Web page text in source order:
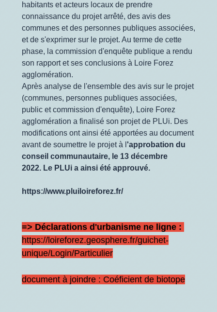
habitants et acteurs locaux de prendre
connaissance du projet arrêté, des avis des
communes et des personnes publiques associées,
et de s'exprimer sur le projet. Au terme de cette
phase, la commission d'enquête publique a rendu
son rapport et ses conclusions à Loire Forez
agglomération.
Après analyse de l'ensemble des avis sur le projet
(communes, personnes publiques associées,
public et commission d'enquête), Loire Forez
agglomération a finalisé son projet de PLUi. Des
modifications ont ainsi été apportées au document
avant de soumettre le projet à l 'approbation du
conseil communautaire, le 13 décembre
2022. Le PLUi a ainsi été approuvé.
https://www.pluiloireforez.fr/
=> Déclarations d'urbanisme ne ligne :
https://loireforez.geosphere.fr/guichet-
unique/Login/Particulier
document à joindre : Coéficient de biotope